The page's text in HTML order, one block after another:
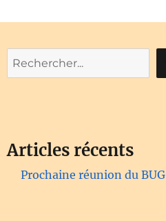
Articles récents
Prochaine réunion du BUG